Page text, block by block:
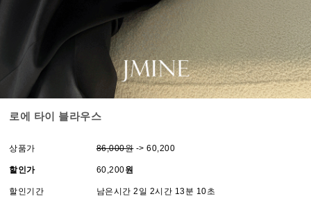
로에 타이 블라우스
상품가 86,000원-> 60,200
할인가 60,200원
할인기간 남은시간 2일 2시간 13분 10초